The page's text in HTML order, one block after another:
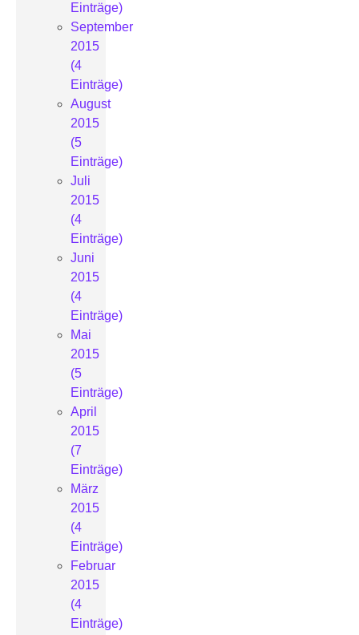
Einträge)
September
2015
(4
Einträge)
August
2015
(5
Einträge)
Juli
2015
(4
Einträge)
Juni
2015
(4
Einträge)
Mai
2015
(5
Einträge)
April
2015
(7
Einträge)
März
2015
(4
Einträge)
Februar
2015
(4
Einträge)